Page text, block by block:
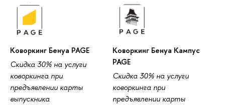
Коворкинг Бенуа PAGE
Скидка 30% на услуги
коворкинга при
предъявлении карты
выпускника
Коворкинг Бенуа Кампус
PAGE
Скидка 30% на услуги
коворкинга при
предъявлении карты